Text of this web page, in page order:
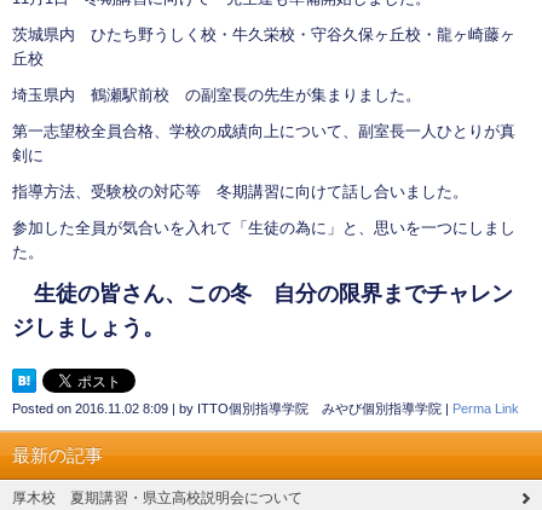
茨城県内 ひたち野うしく校・牛久栄校・守谷久保ヶ丘校・龍ヶ崎藤ヶ
丘校
埼玉県内 鶴瀬駅前校 の副室長の先生が集まりました。
第一志望校全員合格、学校の成績向上について、副室長一人ひとりが真
剣に
指導方法、受験校の対応等 冬期講習に向けて話し合いました。
参加した全員が気合いを入れて「生徒の為に」と、思いを一つにしまし
た。
生徒の皆さん、この冬 自分の限界までチャレン
ジしましょう。
Posted on 2016.11.02 8:09 | by ITTO個別指導学院 みやび個別指導学院 | Perma Link
最新の記事
厚木校 夏期講習・県立高校説明会について